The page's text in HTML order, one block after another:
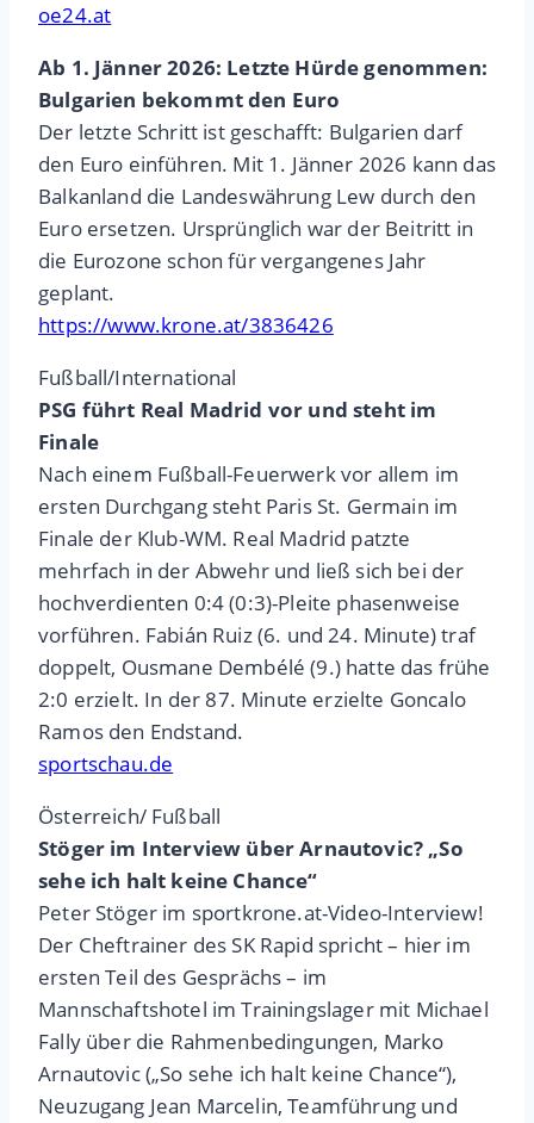
oe24.at
Ab 1. Jänner 2026: Letzte Hürde genommen:
Bulgarien bekommt den Euro
Der letzte Schritt ist geschafft: Bulgarien darf
den Euro einführen. Mit 1. Jänner 2026 kann das
Balkanland die Landeswährung Lew durch den
Euro ersetzen. Ursprünglich war der Beitritt in
die Eurozone schon für vergangenes Jahr
geplant.
https://www.krone.at/3836426
Fußball/International
PSG führt Real Madrid vor und steht im
Finale
Nach einem Fußball-Feuerwerk vor allem im
ersten Durchgang steht Paris St. Germain im
Finale der Klub-WM. Real Madrid patzte
mehrfach in der Abwehr und ließ sich bei der
hochverdienten 0:4 (0:3)-Pleite phasenweise
vorführen. Fabián Ruiz (6. und 24. Minute) traf
doppelt, Ousmane Dembélé (9.) hatte das frühe
2:0 erzielt. In der 87. Minute erzielte Goncalo
Ramos den Endstand.
sportschau.de
Österreich/ Fußball
Stöger im Interview über Arnautovic? „So
sehe ich halt keine Chance“
Peter Stöger im sportkrone.at-Video-Interview!
Der Cheftrainer des SK Rapid spricht – hier im
ersten Teil des Gesprächs – im
Mannschaftshotel im Trainingslager mit Michael
Fally über die Rahmenbedingungen, Marko
Arnautovic („So sehe ich halt keine Chance“),
Neuzugang Jean Marcelin, Teamführung und